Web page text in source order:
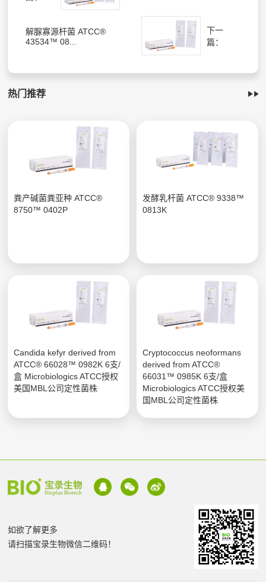
解脲寡源杆菌 ATCC®
43534™ 08...
下一
篇：
热门推荐
粪产碱菌粪亚种 ATCC®
8750™ 0402P
发酵乳杆菌 ATCC® 9338™
0813K
Candida kefyr derived from
ATCC® 66028™ 0982K 6支/
盒 Microbiologics ATCC授权
美国MBL公司定性菌株
Cryptococcus neoformans
derived from ATCC®
66031™ 0985K 6支/盒
Microbiologics ATCC授权美
国MBL公司定性菌株
如欲了解更多
请扫描宝录生物微信二维码！